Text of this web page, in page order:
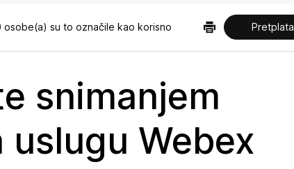
osobe(a) su to označile kao korisno Pretplata
snimanjem
uslugu Webex